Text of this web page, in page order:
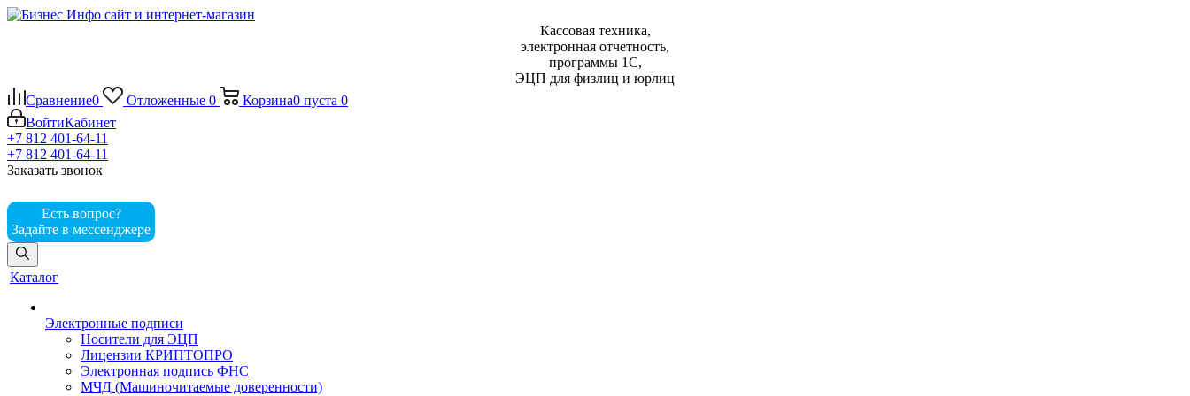
Кассовая техника,
электронная отчетность,
программы 1С,
ЭЦП для физлиц и юрлиц
Сравнение0 Отложенные 0 Корзина0 пуста 0
ВойтиКабинет
+7 812 401-64-11
+7 812 401-64-11
Заказать звонок
Есть вопрос?
Задайте в мессенджере
Каталог
Электронные подписи
Носители для ЭЦП
Лицензии КРИПТОПРО
Электронная подпись ФНС
МЧД (Машиночитаемые доверенности)